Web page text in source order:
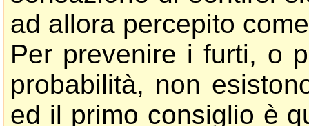
ad allora percepito
Per prevenire i furti, o
probabilità, non
ed il primo consiglio è